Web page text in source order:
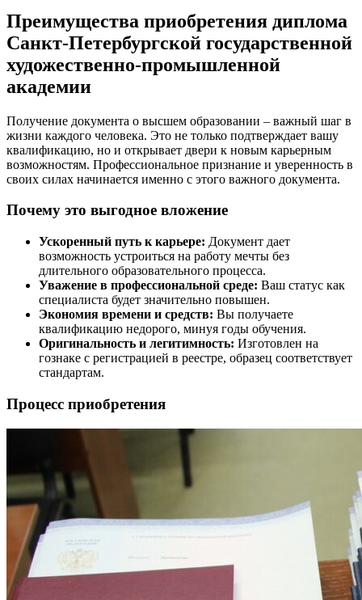
Преимущества приобретения диплома
Санкт-Петербургской государственной
художественно-промышленной
академии
Получение документа о высшем образовании – важный шаг в
жизни каждого человека. Это не только подтверждает вашу
квалификацию, но и открывает двери к новым карьерным
возможностям. Профессиональное признание и уверенность в
своих силах начинается именно с этого важного документа.
Почему это выгодное вложение
Ускоренный путь к карьере: Документ дает
возможность устроиться на работу мечты без
длительного образовательного процесса.
Уважение в профессиональной среде: Ваш статус как
специалиста будет значительно повышен.
Экономия времени и средств: Вы получаете
квалификацию недорого, минуя годы обучения.
Оригинальность и легитимность: Изготовлен на
гознаке с регистрацией в реестре, образец соответствует
стандартам.
Процесс приобретения